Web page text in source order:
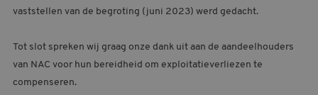
vaststellen van de begroting (juni 2023) werd gedacht.
Tot slot spreken wij graag onze dank uit aan de aandeelhouders
van NAC voor hun bereidheid om exploitatieverliezen te
compenseren.